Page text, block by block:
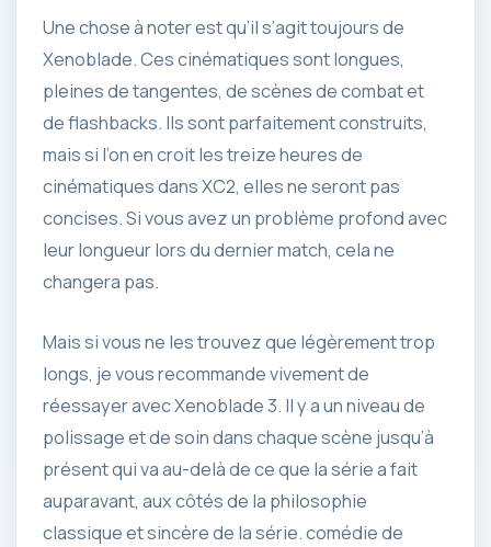
Une chose à noter est qu’il s’agit toujours de
Xenoblade. Ces cinématiques sont longues,
pleines de tangentes, de scènes de combat et
de flashbacks. Ils sont parfaitement construits,
mais si l’on en croit les treize heures de
cinématiques dans XC2, elles ne seront pas
concises. Si vous avez un problème profond avec
leur longueur lors du dernier match, cela ne
changera pas.
Mais si vous ne les trouvez que légèrement trop
longs, je vous recommande vivement de
réessayer avec Xenoblade 3. Il y a un niveau de
polissage et de soin dans chaque scène jusqu’à
présent qui va au-delà de ce que la série a fait
auparavant, aux côtés de la philosophie
classique et sincère de la série. comédie de